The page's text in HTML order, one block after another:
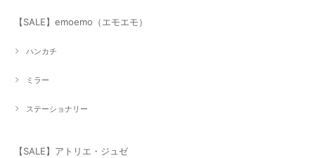
【SALE】emoemo（エモエモ）
ハンカチ
ミラー
ステーショナリー
【SALE】アトリエ・ジュゼ